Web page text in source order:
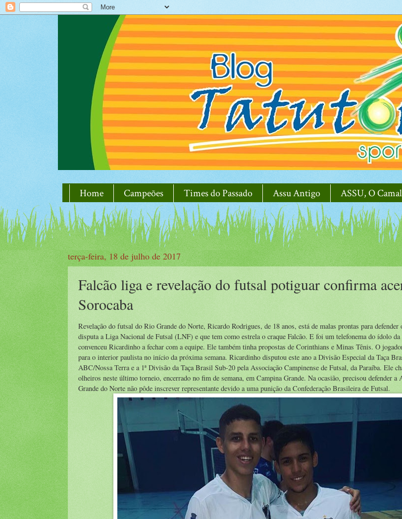
Home Campeões Times do Passado Assu Antigo ASSU, O
terça-feira, 18 de julho de 2017
Falcão liga e revelação do futsal potiguar confirma
Sorocaba
Revelação do futsal do Rio Grande do Norte, Ricardo Rodrigues, de 18 anos, está de malas prontas para defender
disputa a Liga Nacional de Futsal (LNF) e que tem como estrela o craque Falcão. E foi um telefonema do ídolo da
convenceu Ricardinho a fechar com a equipe. Ele também tinha propostas de Corinthians e Minas Tênis. O
para o interior paulista no início da próxima semana. Ricardinho disputou este ano a Divisão Especial da Taça
ABC/Nossa Terra e a 1ª Divisão da Taça Brasil Sub-20 pela Associação Campinense de Futsal, da Paraíba. Ele
olheiros neste último torneio, encerrado no fim de semana, em Campina Grande. Na ocasião, precisou defender a
Grande do Norte não pôde inscrever representante devido a uma punição da Confederação Brasileira de Futsal.